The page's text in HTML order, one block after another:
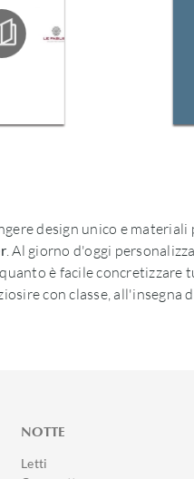
design unico e
. Al giorno d'oggi
è facile
con classe,
NOTTE
Letti